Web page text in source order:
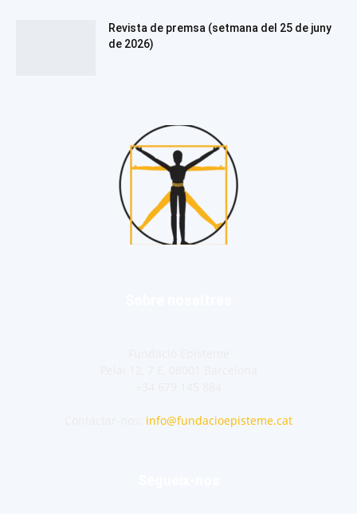
Revista de premsa (setmana del 25 de juny
de 2026)
info@fundacioepisteme.cat